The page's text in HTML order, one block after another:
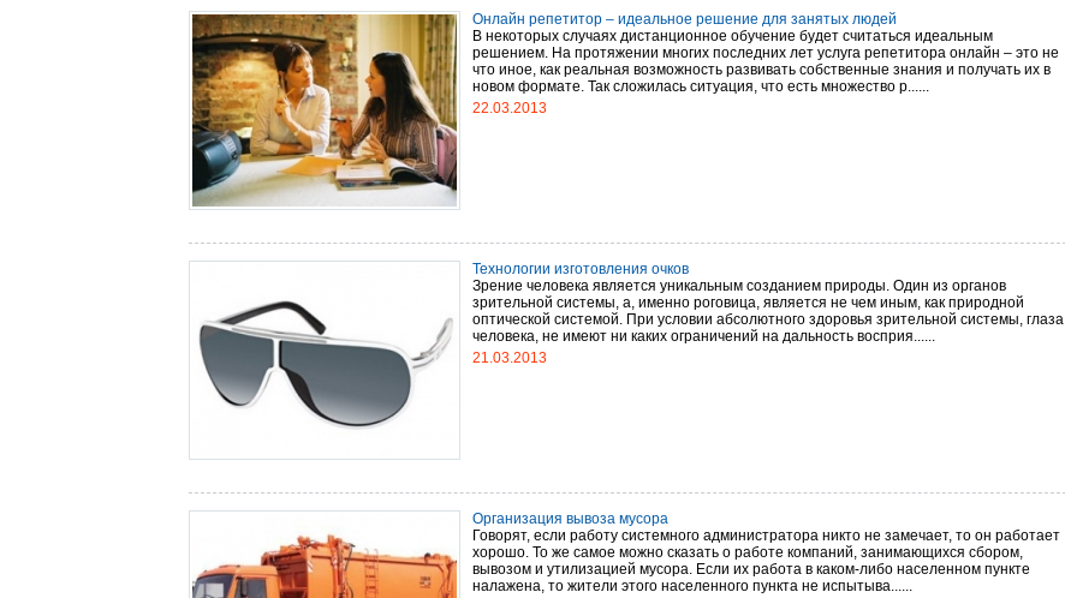
Онлайн репетитор – идеальное решение для занятых людей
В некоторых случаях дистанционное обучение будет считаться идеальным
решением. На протяжении многих последних лет услуга репетитора онлайн – это не
что иное, как реальная возможность развивать собственные знания и получать их в
новом формате. Так сложилась ситуация, что есть множество р......
22.03.2013
Технологии изготовления очков
Зрение человека является уникальным созданием природы. Один из органов
зрительной системы, а, именно роговица, является не чем иным, как природной
оптической системой. При условии абсолютного здоровья зрительной системы, глаза
человека, не имеют ни каких ограничений на дальность восприя......
21.03.2013
Организация вывоза мусора
Говорят, если работу системного администратора никто не замечает, то он работает
хорошо. То же самое можно сказать о работе компаний, занимающихся сбором,
вывозом и утилизацией мусора. Если их работа в каком-либо населенном пункте
налажена, то жители этого населенного пункта не испытыва......